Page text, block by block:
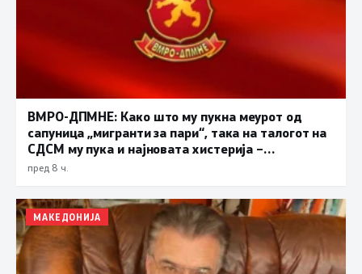
ВМРО-ДПМНЕ: Како што му пукна меурот од
сапуница „мигранти за пари“, така на талогот на
СДСМ му пука и најновата хистерија –
прифаќање на француски предлог
пред 8 ч.
МАКЕДОНИЈА